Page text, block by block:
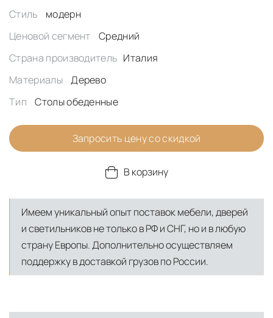
Стиль
модерн
Ценовой сегмент
Средний
Страна производитель Италия
Материалы
Дерево
Тип
Столы обеденные
Запросить цену со скидкой
В корзину
Имеем уникальный опыт поставок мебели, дверей
и светильников не только в РФ и СНГ, но и в любую
страну Европы. Дополнительно осуществляем
поддержку в доставкой грузов по России.